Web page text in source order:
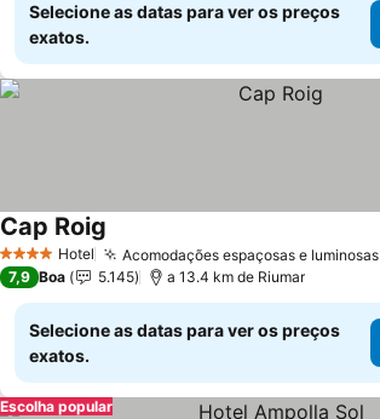
Selecione as datas para ver os preços
exatos.
4 EstrelasHotel Acomodações espaçosas e luminosas
Cap Roig
7,9 Boa 5.145 a 13.4 km de Riumar
Selecione as datas para ver os preços
exatos.
Escolha popular